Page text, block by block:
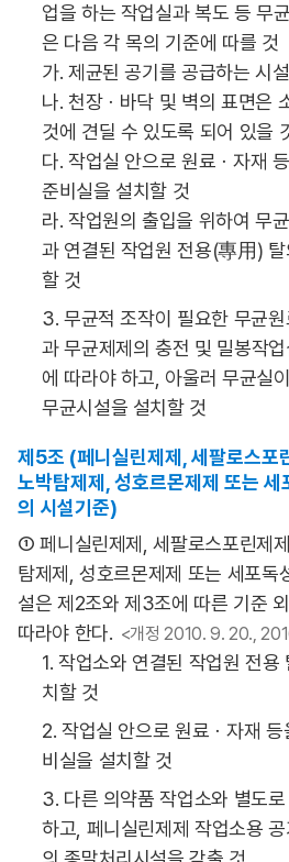
업을 하는 작업실과 복도 등 무
은 다음 각 목의 기준에 따를 것
가. 제균된 공기를 공급하는 시
나. 천장ㆍ바닥 및 벽의 표면은
것에 견딜 수 있도록 되어 있을
다. 작업실 안으로 원료ㆍ자재
준비실을 설치할 것
라. 작업원의 출입을 위하여 무
과 연결된 작업원 전용(專用) 탈
할 것
3. 무균적 조작이 필요한 무균
과 무균제제의 충전 및 밀봉작
에 따라야 하고, 아울러 무균실
무균시설을 설치할 것
제5조 (페니실린제제, 세팔로스포
노박탐제제, 성호르몬제제 또는
의 시설기준)
① 페니실린제제, 세팔로스포린제
탐제제, 성호르몬제제 또는 세포독
설은 제2조와 제3조에 따른 기준
따라야 한다. <개정 2010. 9. 20.,
1. 작업소와 연결된 작업원 전
치할 것
2. 작업실 안으로 원료ㆍ자재
비실을 설치할 것
3. 다른 의약품 작업소와 별도
하고, 페니실린제제 작업소용